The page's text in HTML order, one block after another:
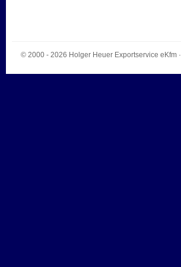
© 2000 - 2026 Holger Heuer Exportservice eKfm·